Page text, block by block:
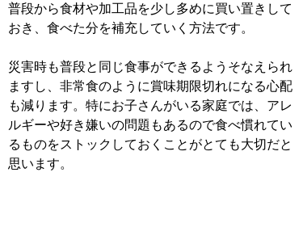
普段から食材や加工品を少し多めに買い置きして
おき、食べた分を補充していく方法です。
災害時も普段と同じ食事ができるようそなえられ
ますし、非常食のように賞味期限切れになる心配
も減ります。特にお子さんがいる家庭では、アレ
ルギーや好き嫌いの問題もあるので食べ慣れてい
るものをストックしておくことがとても大切だと
思います。